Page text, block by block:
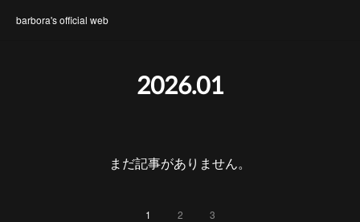
barbora's official web
2026.01
まだ記事がありません。
1 2 3